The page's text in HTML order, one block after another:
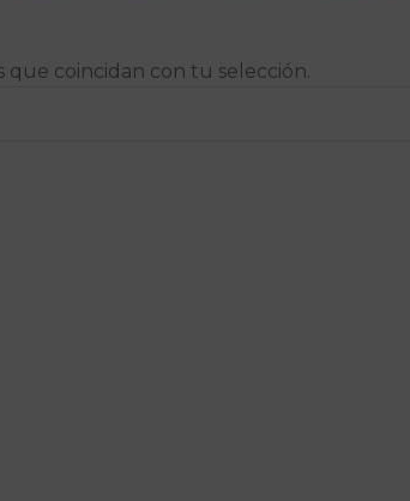
coincidan con tu selección.